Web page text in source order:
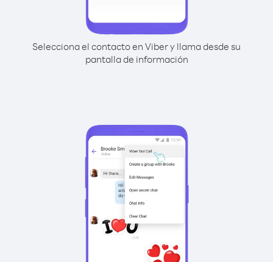
Selecciona el contacto en Viber y llama desde su
pantalla de información